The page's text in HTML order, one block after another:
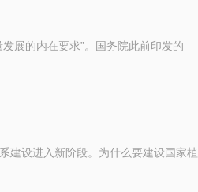
展的内在要求”。国务院此前印发的
建设进入新阶段。为什么要建设国家植